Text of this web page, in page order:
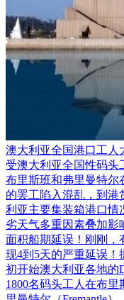
澳大利亚全国港口工人
受澳大利亚全国性码头
布里斯班和弗里曼特尔
的罢工陷入混乱，到港
利亚主要集装箱港口情
劣天气多重因素叠加影
面积船期延误！刚刚，
现4到5天的严重延误！
初开始澳大利亚各地的
1800名码头工人在布里